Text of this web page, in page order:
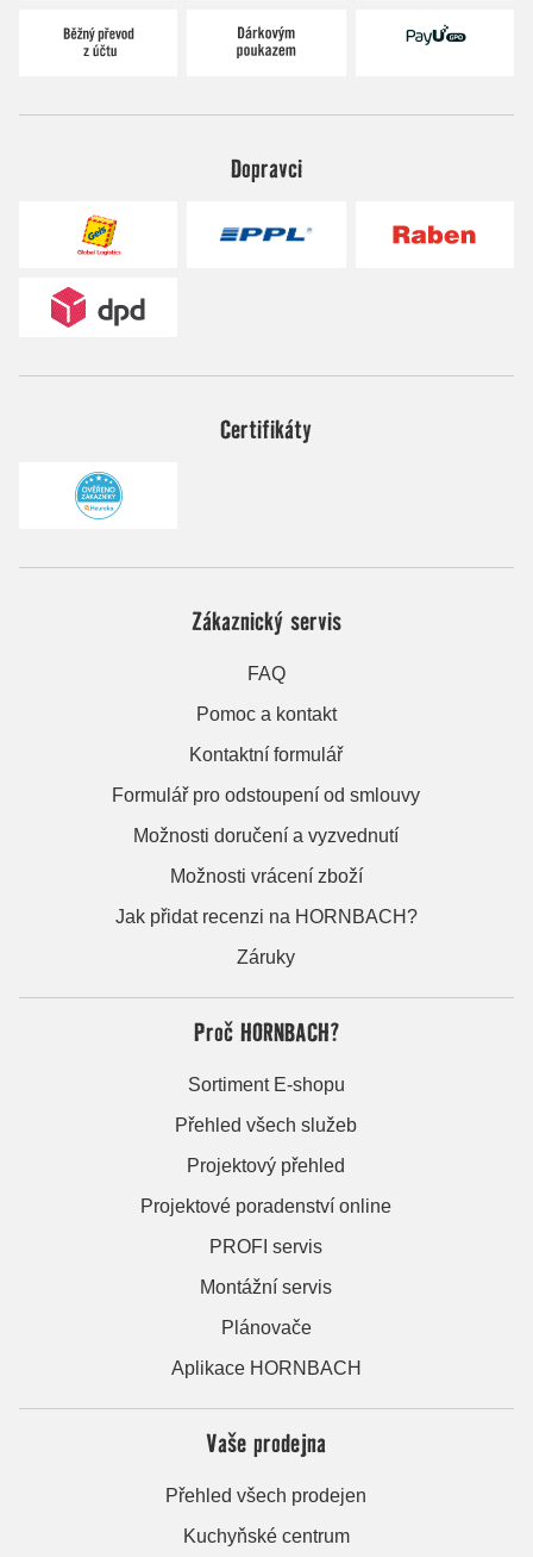
Dopravci
Certifikáty
Zákaznický servis
FAQ
Pomoc a kontakt
Kontaktní formulář
Formulář pro odstoupení od smlouvy
Možnosti doručení a vyzvednutí
Možnosti vrácení zboží
Jak přidat recenzi na HORNBACH?
Záruky
Proč HORNBACH?
Sortiment E-shopu
Přehled všech služeb
Projektový přehled
Projektové poradenství online
PROFI servis
Montážní servis
Plánovače
Aplikace HORNBACH
Vaše prodejna
Přehled všech prodejen
Kuchyňské centrum